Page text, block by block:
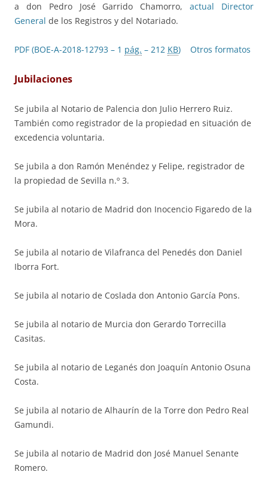
a don Pedro José Garrido Chamorro,actual Director
General de los Registros y del Notariado.
PDF (BOE-A-2018-12793 – 1 pág. – 212 KB) Otros formatos
Jubilaciones
Se jubila al Notario de Palencia don Julio Herrero Ruiz.
También como registrador de la propiedad en situación de
excedencia voluntaria.
Se jubila a don Ramón Menéndez y Felipe, registrador de
la propiedad de Sevilla n.º 3.
Se jubila al notario de Madrid don Inocencio Figaredo de la
Mora.
Se jubila al notario de Vilafranca del Penedés don Daniel
Iborra Fort.
Se jubila al notario de Coslada don Antonio García Pons.
Se jubila al notario de Murcia don Gerardo Torrecilla
Casitas.
Se jubila al notario de Leganés don Joaquín Antonio Osuna
Costa.
Se jubila al notario de Alhaurín de la Torre don Pedro Real
Gamundi.
Se jubila al notario de Madrid don José Manuel Senante
Romero.